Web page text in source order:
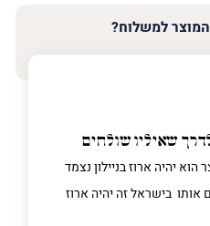
המוצר למשלוח?
שאיליו שולחים
יהיה ארוז בניילון נצמד
אותו בישראל זה יהיה ארוז